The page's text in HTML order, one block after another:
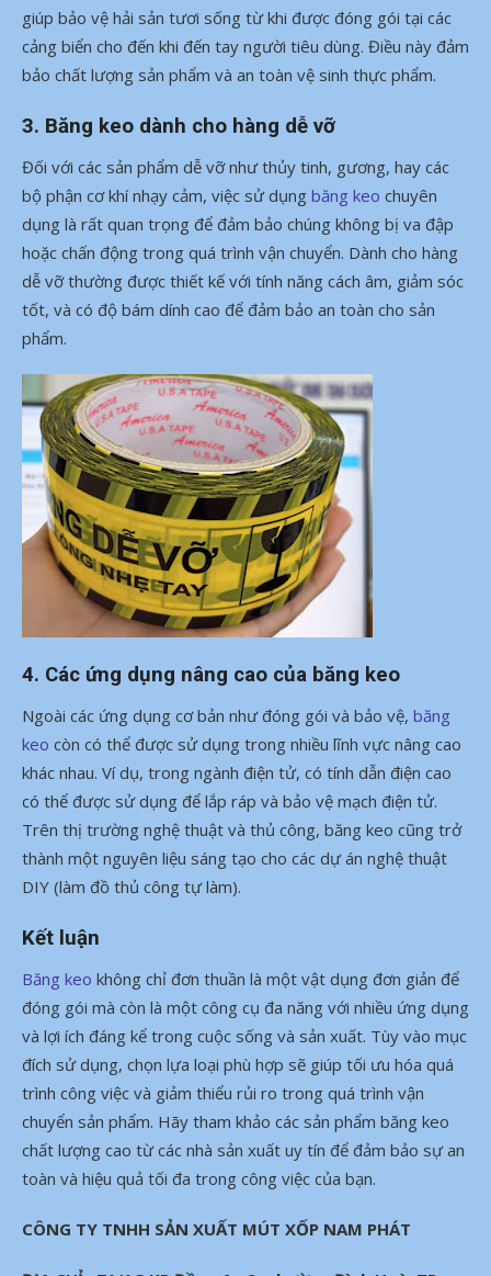
giúp bảo vệ hải sản tươi sống từ khi được đóng gói tại các
cảng biển cho đến khi đến tay người tiêu dùng. Điều này đảm
bảo chất lượng sản phẩm và an toàn vệ sinh thực phẩm.
3. Băng keo dành cho hàng dễ vỡ
Đối với các sản phẩm dễ vỡ như thủy tinh, gương, hay các
bộ phận cơ khí nhạy cảm, việc sử dụng băng keo chuyên
dụng là rất quan trọng để đảm bảo chúng không bị va đập
hoặc chấn động trong quá trình vận chuyển. Dành cho hàng
dễ vỡ thường được thiết kế với tính năng cách âm, giảm sóc
tốt, và có độ bám dính cao để đảm bảo an toàn cho sản
phẩm.
4. Các ứng dụng nâng cao của băng keo
Ngoài các ứng dụng cơ bản như đóng gói và bảo vệ, băng
keo còn có thể được sử dụng trong nhiều lĩnh vực nâng cao
khác nhau. Ví dụ, trong ngành điện tử, có tính dẫn điện cao
có thể được sử dụng để lắp ráp và bảo vệ mạch điện tử.
Trên thị trường nghệ thuật và thủ công, băng keo cũng trở
thành một nguyên liệu sáng tạo cho các dự án nghệ thuật
DIY (làm đồ thủ công tự làm).
Kết luận
Băng keo không chỉ đơn thuần là một vật dụng đơn giản để
đóng gói mà còn là một công cụ đa năng với nhiều ứng dụng
và lợi ích đáng kể trong cuộc sống và sản xuất. Tùy vào mục
đích sử dụng, chọn lựa loại phù hợp sẽ giúp tối ưu hóa quá
trình công việc và giảm thiểu rủi ro trong quá trình vận
chuyển sản phẩm. Hãy tham khảo các sản phẩm băng keo
chất lượng cao từ các nhà sản xuất uy tín để đảm bảo sự an
toàn và hiệu quả tối đa trong công việc của bạn.
CÔNG TY TNHH SẢN XUẤT MÚT XỐP NAM PHÁT